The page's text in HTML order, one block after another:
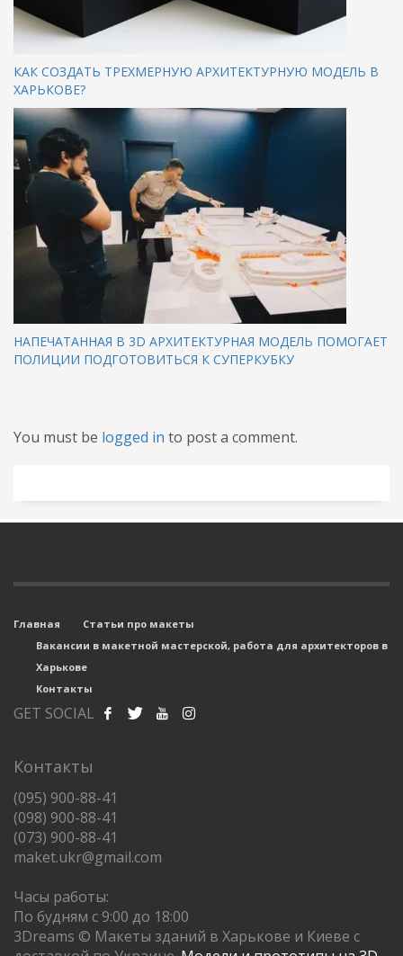
КАК СОЗДАТЬ ТРЕХМЕРНУЮ АРХИТЕКТУРНУЮ МОДЕЛЬ В
ХАРЬКОВЕ?
НАПЕЧАТАННАЯ В 3D АРХИТЕКТУРНАЯ МОДЕЛЬ ПОМОГАЕТ
ПОЛИЦИИ ПОДГОТОВИТЬСЯ К СУПЕРКУБКУ
You must be logged in to post a comment.
Главная
Статьи про макеты
Вакансии в макетной мастерской, работа для архитекторов в
Харькове
Контакты
GET SOCIAL
Контакты
(095) 900-88-41
(098) 900-88-41
(073) 900-88-41
maket.ukr@gmail.com
Часы работы:
По будням с 9:00 до 18:00
3Dreams © Макеты зданий в Харькове и Киеве с